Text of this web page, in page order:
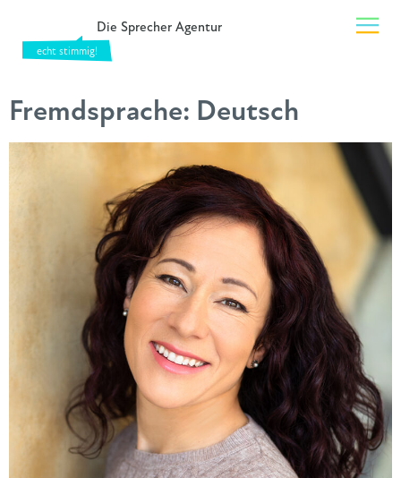
Die Sprecher Agentur
Fremdsprache: Deutsch